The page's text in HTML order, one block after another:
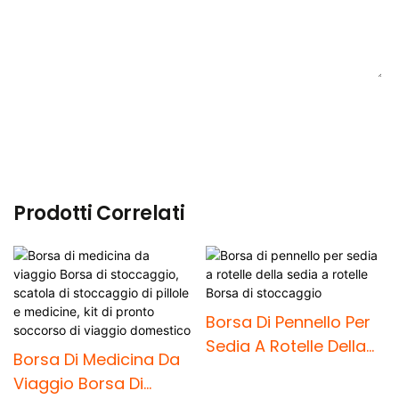
Prodotti Correlati
Borsa Di Medicina Da
Viaggio Borsa Di
Borsa Di Pennello Per
Sedia A Rotelle Della